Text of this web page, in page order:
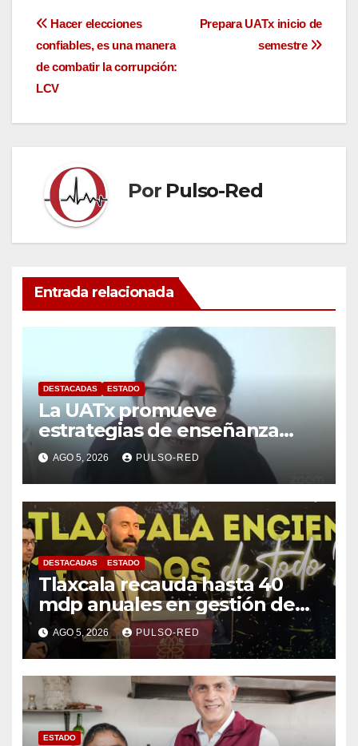
Navegación
de
entradas
Prepara UATx inicio de
semestre
Hacer elecciones
confiables, es una manera
de combatir la corrupción:
LCV
Por Pulso-Red
Entrada relacionada
DESTACADAS ESTADO
La UATx promueve
estrategias de enseñanza
centradas en el contexto de
sus estudiantes
AGO 5, 2026 PULSO-RED
DESTACADAS ESTADO
Tlaxcala recauda hasta 40
mdp anuales en gestión de
residuos: PAA
AGO 5, 2026 PULSO-RED
ESTADO